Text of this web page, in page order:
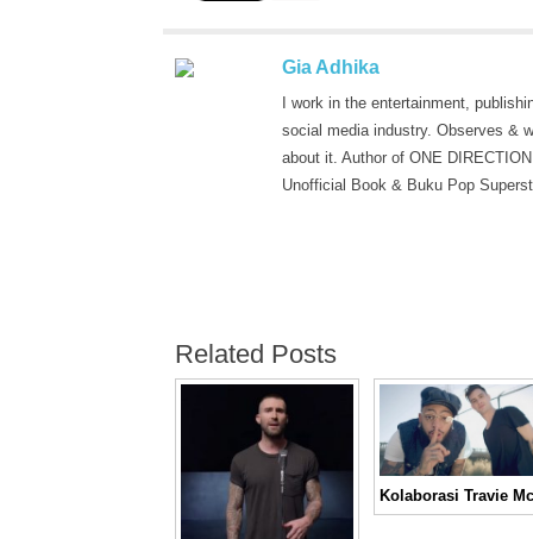
Gia Adhika
I work in the entertainment,
social media industry. Observes &
about it. Author of ONE
Unofficial Book & Buku Pop
Related Posts